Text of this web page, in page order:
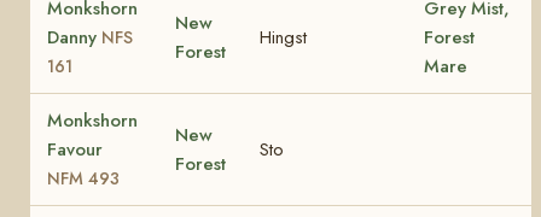
Monkshorn
Danny NFS
161
New
Forest
Hingst
Grey Mist,
Forest
Mare
Monkshorn
Favour
NFM 493
New
Forest
Sto